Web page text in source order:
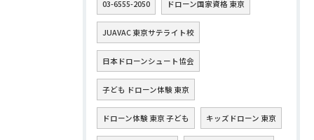
03-6555-2050 ドローン国家資格 東京
JUAVAC 東京サテライト校
日本ドローンシュート協会
子ども ドローン体験 東京
ドローン体験 東京 子ども キッズドローン 東京